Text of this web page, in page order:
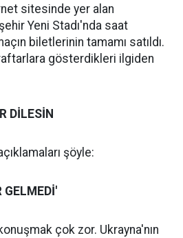
sitesinde yer alan
Yeni Stadı'nda saat
biletlerinin tamamı satıldı.
gösterdikleri ilgiden
DİLESİN
şöyle:
GELMEDİ'
çok zor. Ukrayna'nın